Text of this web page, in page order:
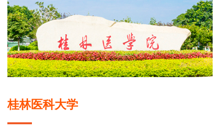
桂林医科大学